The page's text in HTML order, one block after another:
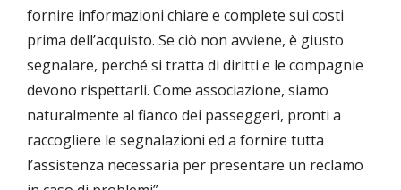
fornire informazioni chiare e complete sui costi
prima dell’acquisto. Se ciò non avviene, è giusto
segnalare, perché si tratta di diritti e le compagnie
devono rispettarli. Come associazione, siamo
naturalmente al fianco dei passeggeri, pronti a
raccogliere le segnalazioni ed a fornire tutta
l’assistenza necessaria per presentare un reclamo